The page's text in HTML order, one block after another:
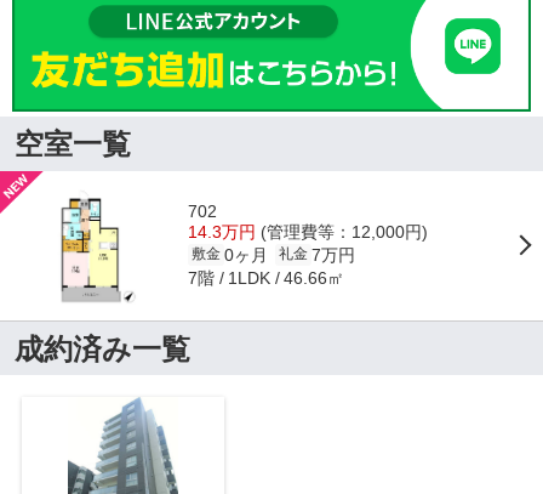
空室一覧
702
14.3万円 (管理費等：12,000円)
敷金 0ヶ月 礼金 7万円
7階 1LDK 46.66㎡
成約済み一覧